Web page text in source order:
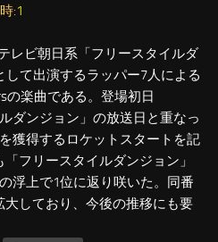
:1
レビ朝日系「フリースタイルダ
して出演するラッパー7人による
の楽曲である。登場初日
ダンジョン」の放送日と重なっ
獲得するロケットスタートを記
フリースタイルダンジョン」
浮上で1位に返り咲いた。同番
しており、今後の推移にも要